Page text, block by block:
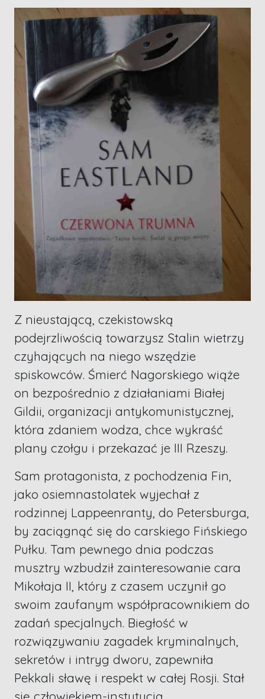
Z nieustającą, czekistowską
podejrzliwością towarzysz Stalin wietrzy
czyhających na niego wszędzie
spiskowców. Śmierć Nagorskiego wiąże
on bezpośrednio z działaniami Białej
Gildii, organizacji antykomunistycznej,
która zdaniem wodza, chce wykraść
plany czołgu i przekazać je III Rzeszy.
Sam protagonista, z pochodzenia Fin,
jako osiemnastolatek wyjechał z
rodzinnej Lappeenranty, do Petersburga,
by zaciągnąć się do carskiego Fińskiego
Pułku. Tam pewnego dnia podczas
musztry wzbudził zainteresowanie cara
Mikołaja II, który z czasem uczynił go
swoim zaufanym współpracownikiem do
zadań specjalnych. Biegłość w
rozwiązywaniu zagadek kryminalnych,
sekretów i intryg dworu, zapewniła
Pekkali sławę i respekt w całej Rosji. Stał